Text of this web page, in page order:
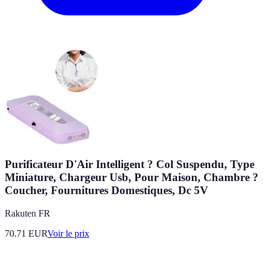
Purificateur D'Air Intelligent ? Col Suspendu, Type
Miniature, Chargeur Usb, Pour Maison, Chambre ?
Coucher, Fournitures Domestiques, Dc 5V
Rakuten FR
70.71 EURVoir le prix